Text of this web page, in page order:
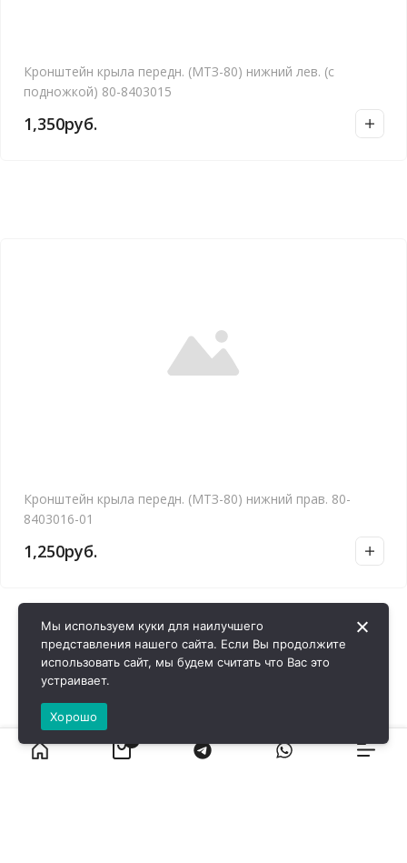
Кронштейн крыла передн. (МТЗ-80) нижний лев. (с
подножкой) 80-8403015
1,350руб.
Кронштейн крыла передн. (МТЗ-80) нижний прав. 80-
8403016-01
1,250руб.
Мы используем куки для наилучшего
представления нашего сайта. Если Вы продолжите
использовать сайт, мы будем считать что Вас это
устраивает.
Хорошо